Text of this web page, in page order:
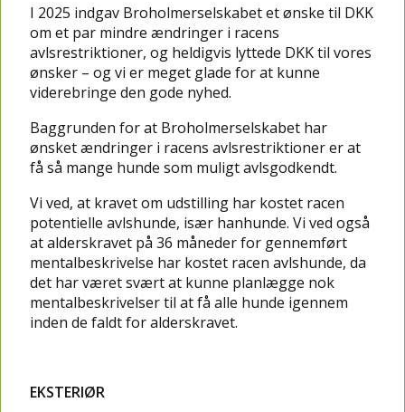
I 2025 indgav Broholmerselskabet et ønske til DKK
om et par mindre ændringer i racens
avlsrestriktioner, og heldigvis lyttede DKK til vores
ønsker – og vi er meget glade for at kunne
viderebringe den gode nyhed.
Baggrunden for at Broholmerselskabet har
ønsket ændringer i racens avlsrestriktioner er at
få så mange hunde som muligt avlsgodkendt.
Vi ved, at kravet om udstilling har kostet racen
potentielle avlshunde, især hanhunde. Vi ved også
at alderskravet på 36 måneder for gennemført
mentalbeskrivelse har kostet racen avlshunde, da
det har været svært at kunne planlægge nok
mentalbeskrivelser til at få alle hunde igennem
inden de faldt for alderskravet.
EKSTERIØR